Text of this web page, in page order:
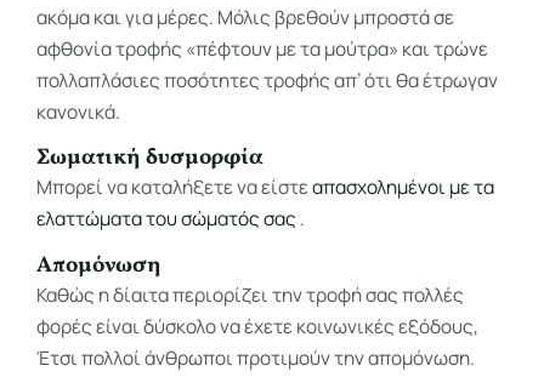
ακόμα και για μέρες. Μόλις βρεθούν μπροστά σε
αφθονία τροφής «πέφτουν με τα μούτρα» και τρώνε
πολλαπλάσιες ποσότητες τροφής απ’ ότι θα έτρωγαν
κανονικά.
Σωματική δυσμορφία
Μπορεί να καταλήξετε να είστεαπασχολημένοι με τα
ελαττώματα του σώματός σας .
Απομόνωση
Καθώς η δίαιτα περιορίζει την τροφή σας πολλές
φορές είναι δύσκολο να έχετε κοινωνικές εξόδους,
Έτσι πολλοί άνθρωποι προτιμούν την απομόνωση.